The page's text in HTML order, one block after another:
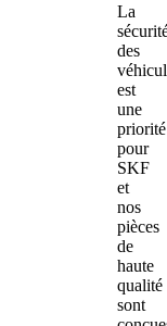
La
des
est
une
priorité
pour
SKF
et
nos
pièces
de
haute
qualité
sont